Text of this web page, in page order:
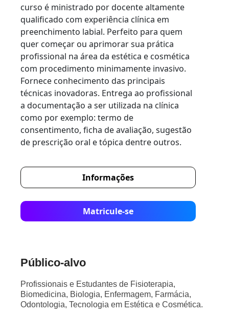
curso é ministrado por docente altamente
qualificado com experiência clínica em
preenchimento labial. Perfeito para quem
quer começar ou aprimorar sua prática
profissional na área da estética e cosmética
com procedimento minimamente invasivo.
Fornece conhecimento das principais
técnicas inovadoras. Entrega ao profissional
a documentação a ser utilizada na clínica
como por exemplo: termo de
consentimento, ficha de avaliação, sugestão
de prescrição oral e tópica dentre outros.
Informações
Matricule-se
Público-alvo
Profissionais e Estudantes de Fisioterapia,
Biomedicina, Biologia, Enfermagem, Farmácia,
Odontologia, Tecnologia em Estética e Cosmética.